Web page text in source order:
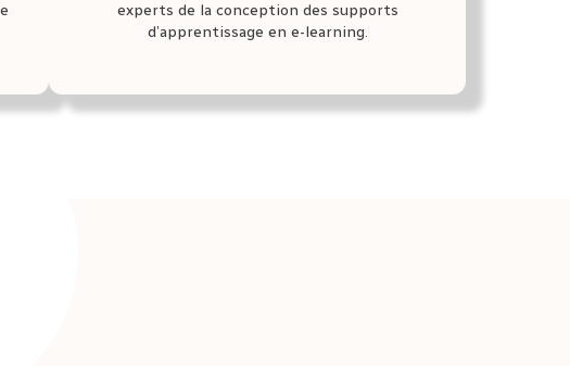
experts de la conception des supports
d’apprentissage en e-learning.